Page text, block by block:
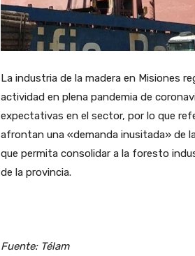
La industria de la madera en Misiones
actividad en plena pandemia de
expectativas en el sector, por lo que
afrontan una «demanda inusitada» de
que permita consolidar a la foresto
de la provincia.
Fuente: Télam